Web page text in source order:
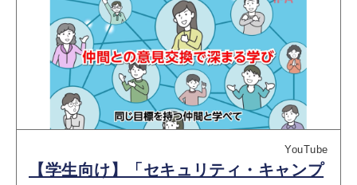
YouTube
【学生向け】「セキュリティ・キャンプ